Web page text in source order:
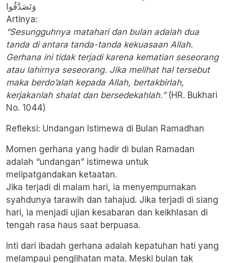
وَتَصَدَّقُوا
Artinya:
“Sesungguhnya matahari dan bulan adalah dua
tanda di antara tanda-tanda kekuasaan Allah.
Gerhana ini tidak terjadi karena kematian seseorang
atau lahirnya seseorang. Jika melihat hal tersebut
maka berdo’alah kepada Allah, bertakbirlah,
kerjakanlah shalat dan bersedekahlah.” (HR. Bukhari
No. 1044)
​Refleksi: Undangan Istimewa di Bulan Ramadhan
​Momen gerhana yang hadir di bulan Ramadan
adalah “undangan” istimewa untuk
melipatgandakan ketaatan.
​Jika terjadi di malam hari, ia menyempurnakan
syahdunya tarawih dan tahajud. Jika terjadi di siang
hari, ia menjadi ujian kesabaran dan keikhlasan di
tengah rasa haus saat berpuasa.
​Inti dari ibadah gerhana adalah kepatuhan hati yang
melampaui penglihatan mata. Meski bulan tak